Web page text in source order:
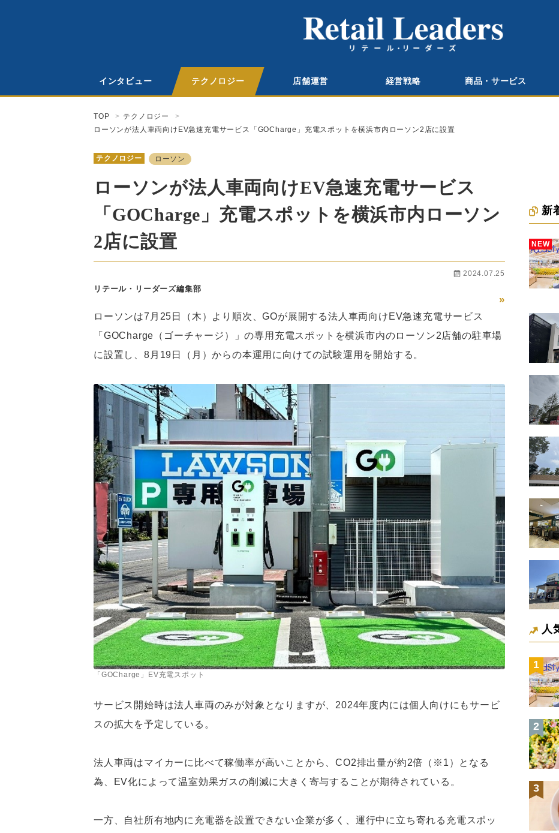
インタビュー テクノロジー 店舗運営 経営戦略 商品・サービス
TOP
テクノロジー
ローソンが法人車両向けEV急速充電サービス「GOCharge」充電スポットを横浜市内ローソン2店に設置
テクノロジー ローソン
ローソンが法人車両向けEV急速充電サービス
「GOCharge」充電スポットを横浜市内ローソン
2店に設置
2024.07.25
リテール・リーダーズ編集部
»
ローソンは7月25日（木）より順次、GOが展開する法人車両向けEV急速充電サービス
「GOCharge（ゴーチャージ）」の専用充電スポットを横浜市内のローソン2店舗の駐車場
に設置し、8月19日（月）からの本運用に向けての試験運用を開始する。
「GOCharge」EV充電スポット
サービス開始時は法人車両のみが対象となりますが、2024年度内には個人向けにもサービ
スの拡大を予定している。
法人車両はマイカーに比べて稼働率が高いことから、CO2排出量が約2倍（※1）となる
為、EV化によって温室効果ガスの削減に大きく寄与することが期待されている。
一方、自社所有地内に充電器を設置できない企業が多く、運行中に立ち寄れる充電スポッ
新
NEW
人